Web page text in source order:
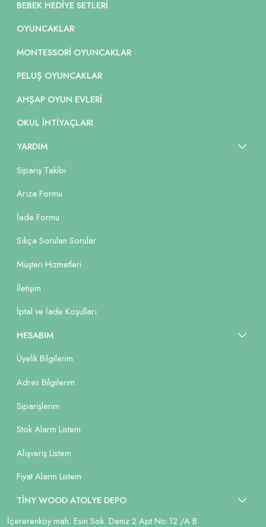
BEBEK HEDIYE SETLERI
OYUNCAKLAR
MONTESSORI OYUNCAKLAR
PELUŞ OYUNCAKLAR
AHŞAP OYUN EVLERI
OKUL İHTIYAÇLARI
YARDIM
Sipariş Takibi
Arıza Formu
İade Formu
Sıkça Sorulan Sorular
Müşteri Hizmetleri
İletişim
İptal ve İade Koşulları
HESABIM
Üyelik Bilgilerim
Adres Bilgilerim
Siparişlerim
Stok Alarm Listem
Alışveriş Listem
Fiyat Alarm Listem
TİNY WOOD ATOLYE DEPO
İçererenköy mah. Esin Sok. Deniz 2 Apt No:12 /A B